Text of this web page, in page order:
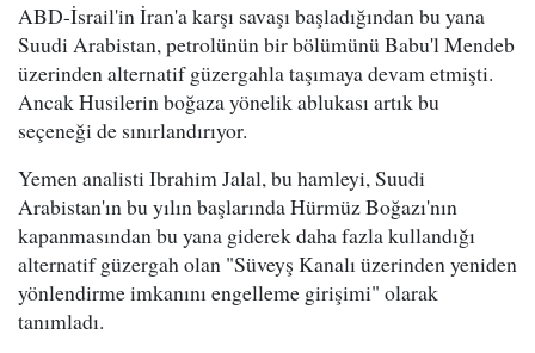
ABD-İsrail'in İran'a karşı savaşı başladığından bu yana
Suudi Arabistan, petrolünün bir bölümünü Babu'l Mendeb
üzerinden alternatif güzergahla taşımaya devam etmişti.
Ancak Husilerin boğaza yönelik ablukası artık bu
seçeneği de sınırlandırıyor.
Yemen analisti Ibrahim Jalal, bu hamleyi, Suudi
Arabistan'ın bu yılın başlarında Hürmüz Boğazı'nın
kapanmasından bu yana giderek daha fazla kullandığı
alternatif güzergah olan "Süveyş Kanalı üzerinden yeniden
yönlendirme imkanını engelleme girişimi" olarak
tanımladı.